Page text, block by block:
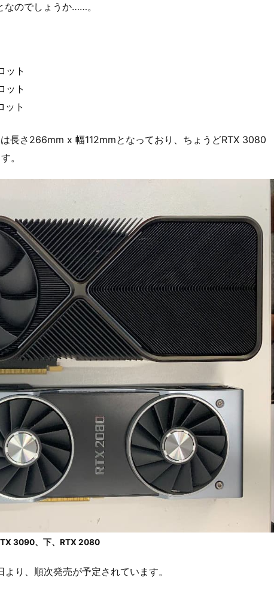
なのでしょうか……。
ット
ット
ット
長さ266mm x 幅112mmとなっており、ちょうどRTX 3080
。
3090、下、RTX 2080
り、順次発売が予定されています。